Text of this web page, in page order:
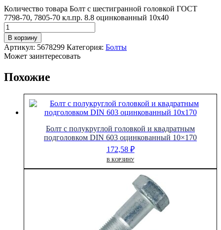
Количество товара Болт с шестигранной головкой ГОСТ
7798-70, 7805-70 кл.пр. 8.8 оцинкованный 10x40
В корзину
Артикул: 5678299 Категория: Болты
Может заинтересовать
Похожие
Болт с полукруглой головкой и квадратным
подголовком DIN 603 оцинкованный 10×170
172,58 ₽
В КОРЗИНУ